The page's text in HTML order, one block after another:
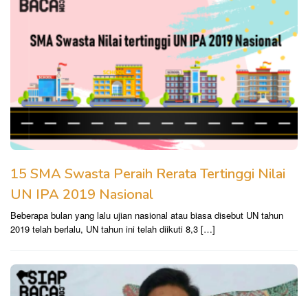
15 SMA Swasta Peraih Rerata Tertinggi Nilai
UN IPA 2019 Nasional
Beberapa bulan yang lalu ujian nasional atau biasa disebut UN tahun
2019 telah berlalu, UN tahun ini telah diikuti 8,3 […]